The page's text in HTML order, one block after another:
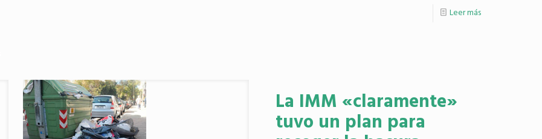
Leer más
La IMM «claramente»
tuvo un plan para